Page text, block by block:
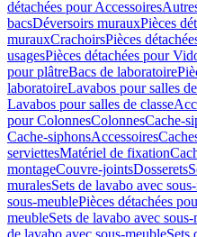
détachées pour Accessoires
bacsDéversoirs murauxPièces
murauxCrachoirsPièces
usagesPièces détachées pour
pour plâtreBacs de laboratoire
laboratoireLavabos pour salles
Lavabos pour salles de classe
pour ColonnesColonnesCache-
Cache-siphonsAccessoires
serviettesMatériel de fixation
montageCouvre-jointsDosserets
muralesSets de lavabo avec
sous-meublePièces détachées
meubleSets de lavabo avec
de lavabo avec sous-meubleSets